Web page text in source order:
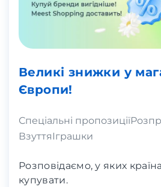
Великі знижки у
Європи!
Спеціальні пропозиції
Взуття Іграшки
Розповідаємо, у яких
купувати.